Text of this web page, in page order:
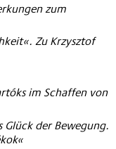
zum
Zu Krzysztof
im Schaffen von
Glück der Bewegung.